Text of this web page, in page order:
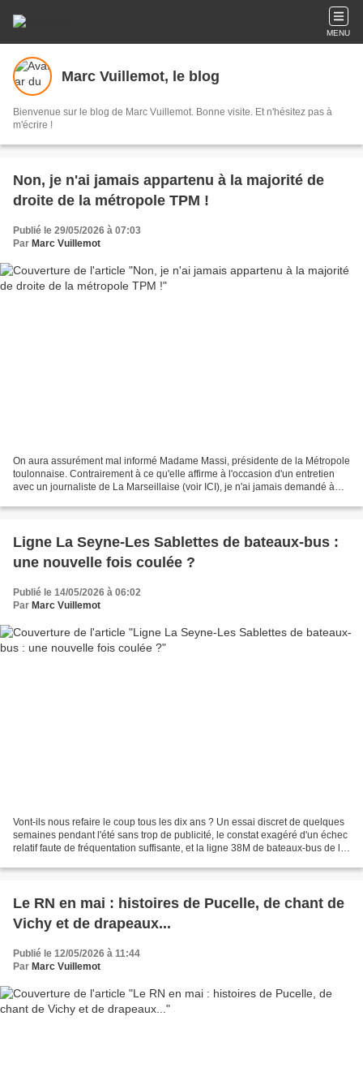
MENU
Marc Vuillemot, le blog
Bienvenue sur le blog de Marc Vuillemot. Bonne visite. Et n'hésitez pas à
m'écrire !
Non, je n'ai jamais appartenu à la majorité de
droite de la métropole TPM !
Publié le 29/05/2026 à 07:03
Par Marc Vuillemot
On aura assurément mal informé Madame Massi, présidente de la Métropole
toulonnaise. Contrairement à ce qu'elle affirme à l'occasion d'un entretien
avec un journaliste de La Marseillaise (voir ICI), je n'ai jamais demandé à
Ligne La Seyne-Les Sablettes de bateaux-bus :
une nouvelle fois coulée ?
Publié le 14/05/2026 à 06:02
Par Marc Vuillemot
Vont-ils nous refaire le coup tous les dix ans ? Un essai discret de quelques
semaines pendant l'été sans trop de publicité, le constat exagéré d'un échec
relatif faute de fréquentation suffisante, et la ligne 38M de bateaux-bus de la
Le RN en mai : histoires de Pucelle, de chant de
Vichy et de drapeaux...
Publié le 12/05/2026 à 11:44
Par Marc Vuillemot